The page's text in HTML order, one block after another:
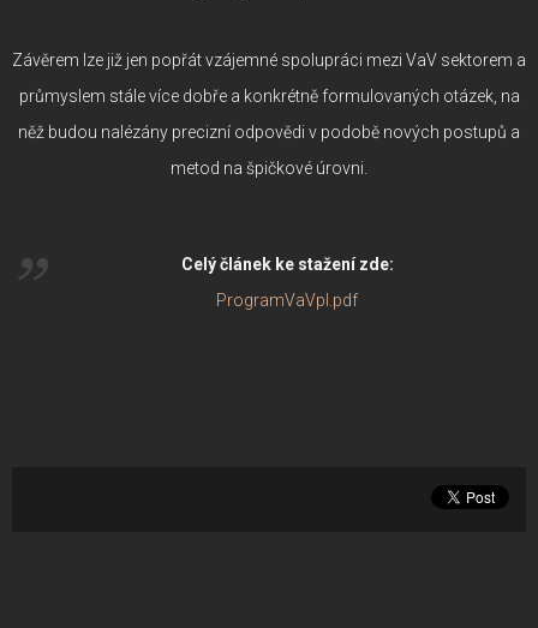
Závěrem lze již jen popřát vzájemné spolupráci mezi VaV sektorem a
průmyslem stále více dobře a konkrétně formulovaných otázek, na
něž budou nalézány precizní odpovědi v podobě nových postupů a
metod na špičkové úrovni.
Celý článek ke stažení zde:
ProgramVaVpI.pdf